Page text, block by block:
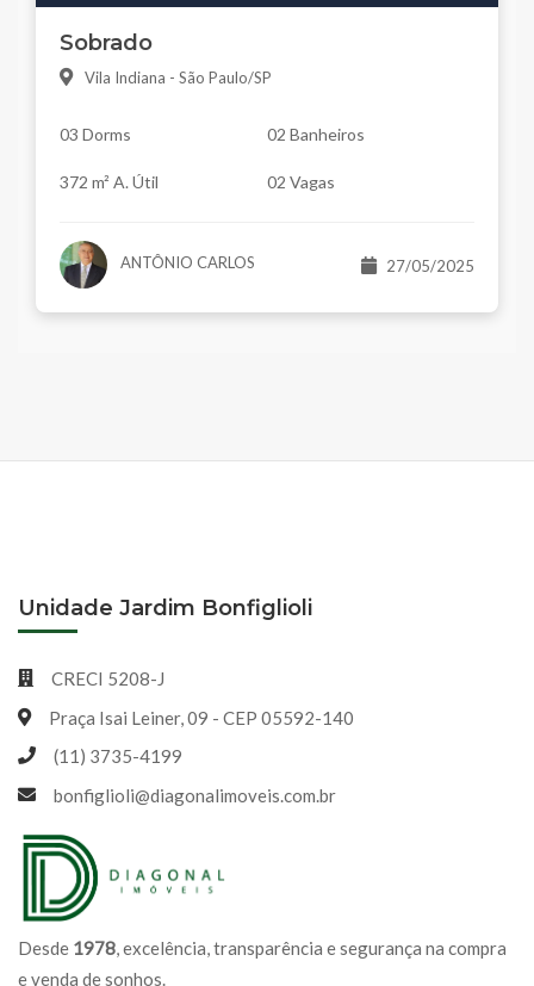
Sobrado
Vila Indiana - São Paulo/SP
03 Dorms 02 Banheiros
372 m² A. Útil 02 Vagas
ANTÔNIO CARLOS 27/05/2025
Desde 1978, excelência, transparência e segurança na compra
e venda de sonhos.
Unidade Jardim Bonfiglioli
CRECI 5208-J
Praça Isai Leiner, 09 - CEP 05592-140
(11) 3735-4199
bonfiglioli@diagonalimoveis.com.br